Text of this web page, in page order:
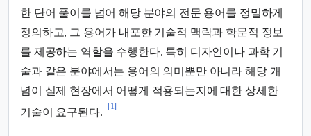
한 단어 풀이를 넘어 해당 분야의 전문 용어를 정밀하게
정의하고, 그 용어가 내포한 기술적 맥락과 학문적 정보
를 제공하는 역할을 수행한다. 특히 디자인이나 과학 기
술과 같은 분야에서는 용어의 의미뿐만 아니라 해당 개
념이 실제 현장에서 어떻게 적용되는지에 대한 상세한
기술이 요구된다.
[1]